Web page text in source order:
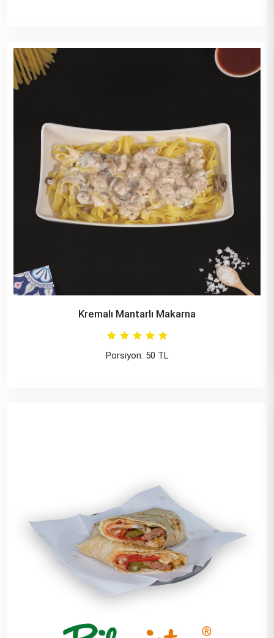
Kremalı Mantarlı Makarna
Porsiyon: 50 TL